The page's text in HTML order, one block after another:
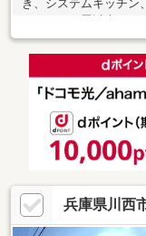
き、システムキッチン
イレ２ヶ所、２階建、
住宅地、全居室フロ
ガス、平坦地、区画
兵庫県川西